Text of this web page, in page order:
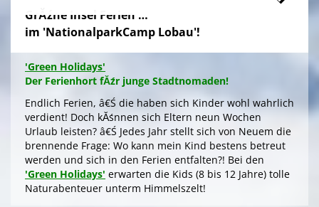
'Schlafnester CampLodges'
Exklusive NĂ¤chte â€Ś auf der 'Augenweide'
dem stressigen Alltag und ohne lange Anreise und
aufwendige Zeltausstattung exklusiv nĂ¤chtigen im
grĂźnen Ambiente auf der 'Augenweide', â€Ś in einer
kĂźnstlerisch gestalteten 'CampLodge' im kuscheligen
Schlafsack. Jedes der fĂźnf 'Schlafnester' beherbergt
bis zu fĂźnf Personen.
Gleichwohl ob Familie oder Freundeskreis, â€Ś Sie
logieren in einer schmucken Outdoor-Lounge! FĂźr
angenehmes Raumklima sorgen Fenster an den
GrĂźne Insel Ferien …
im 'NationalparkCamp Lobau'!
'Green Holidays'
Der Ferienhort fĂźr junge Stadtnomaden!
Endlich Ferien, â€Ś die haben sich Kinder wohl wahrlich
verdient! Doch kĂśnnen sich Eltern neun Wochen
Urlaub leisten? â€Ś Jedes Jahr stellt sich von Neuem die
brennende Frage: Wo kann mein Kind bestens betreut
werden und sich in den Ferien entfalten?! Bei den
'Green Holidays' erwarten die Kids (8 bis 12 Jahre) tolle
Naturabenteuer unterm Himmelszelt!